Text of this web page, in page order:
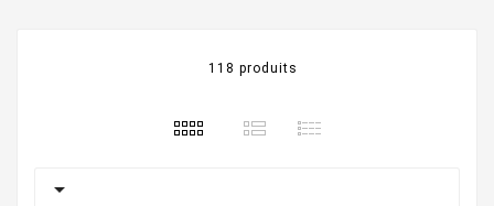
118 produits
